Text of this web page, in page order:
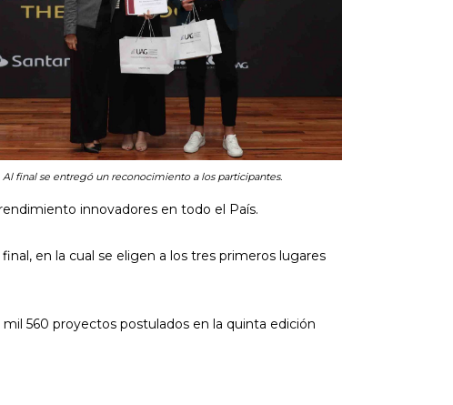
Al final se entregó un reconocimiento a los participantes.
innovadores en todo el País.
en la cual se eligen a los tres primeros lugares
560 proyectos postulados en la quinta edición